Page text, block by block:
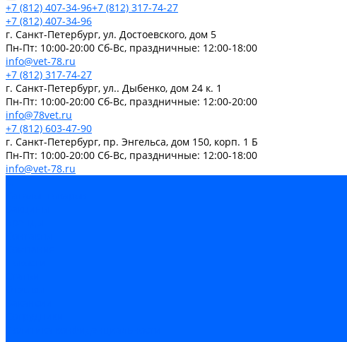
+7 (812) 407-34-96+7 (812) 317-74-27
+7 (812) 407-34-96
г. Санкт-Петербург, ул. Достоевского, дом 5
Пн-Пт: 10:00-20:00 Cб-Вс, праздничные: 12:00-18:00
info@vet-78.ru
+7 (812) 317-74-27
г. Санкт-Петербург, ул.. Дыбенко, дом 24 к. 1
Пн-Пт: 10:00-20:00 Cб-Вс, праздничные: 12:00-20:00
info@78vet.ru
+7 (812) 603-47-90
г. Санкт-Петербург, пр. Энгельса, дом 150, корп. 1 Б
Пн-Пт: 10:00-20:00 Cб-Вс, праздничные: 12:00-18:00
info@vet-78.ru